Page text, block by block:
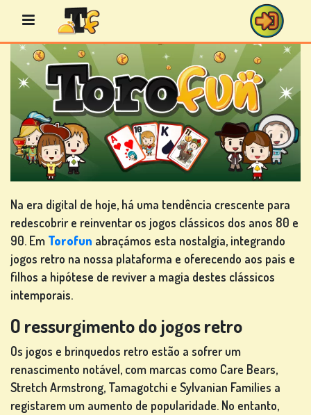
JOGOS
DE
BINGO
JOGOS
CASINO
JOGOS
DE
CARTAS
Avançar
para
conteúdo
Na era digital de hoje, há uma tendência crescente para
redescobrir e reinventar os jogos clássicos dos anos 80 e
90. Em Torofun abraçámos esta nostalgia, integrando
jogos retro na nossa plataforma e oferecendo aos pais e
filhos a hipótese de reviver a magia destes clássicos
intemporais.
O ressurgimento do jogos retro
Os jogos e brinquedos retro estão a sofrer um
renascimento notável, com marcas como Care Bears,
Stretch Armstrong, Tamagotchi e Sylvanian Families a
registarem um aumento de popularidade. No entanto,